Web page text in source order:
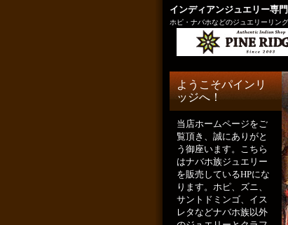
インディアンジュエリー専
ホピ・ナバホなどのジュエリーリン
ようこそパインリ
ッジへ！
当店ホームページをご
覧頂き、誠にありがと
う御座います。こちら
はナバホ族ジュエリー
を販売しているHPにな
ります。ホピ、ズニ、
サントドミンゴ、イス
レタなどナバホ族以外